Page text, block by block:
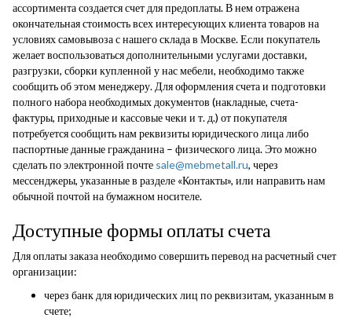
ассортимента создается счет для предоплаты. В нем отражена
окончательная стоимость всех интересующих клиента товаров на
условиях самовывоза с нашего склада в Москве. Если покупатель
желает воспользоваться дополнительными услугами доставки,
разгрузки, сборки купленной у нас мебели, необходимо также
сообщить об этом менеджеру. Для оформления счета и подготовки
полного набора необходимых документов (накладные, счета-
фактуры, приходные и кассовые чеки и т. д.) от покупателя
потребуется сообщить нам реквизиты юридического лица либо
паспортные данные гражданина – физического лица. Это можно
сделать по электронной почте sale@mebmetall.ru, через
мессенджеры, указанные в разделе «Контакты», или направить нам
обычной почтой на бумажном носителе.
Доступные формы оплаты счета
Для оплаты заказа необходимо совершить перевод на расчетный счет
организации:
через банк для юридических лиц по реквизитам, указанным в
счете;